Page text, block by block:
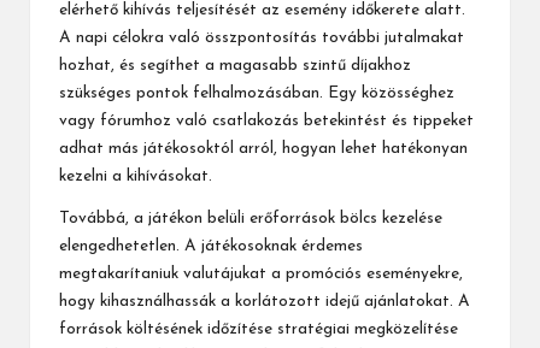
elérhető kihívás teljesítését az esemény időkerete alatt.
A napi célokra való összpontosítás további jutalmakat
hozhat, és segíthet a magasabb szintű díjakhoz
szükséges pontok felhalmozásában. Egy közösséghez
vagy fórumhoz való csatlakozás betekintést és tippeket
adhat más játékosoktól arról, hogyan lehet hatékonyan
kezelni a kihívásokat.
Továbbá, a játékon belüli erőforrások bölcs kezelése
elengedhetetlen. A játékosoknak érdemes
megtakarítaniuk valutájukat a promóciós eseményekre,
hogy kihasználhassák a korlátozott idejű ajánlatokat. A
források költésének időzítése stratégiai megközelítése